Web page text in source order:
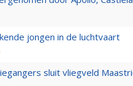
jongen in de luchtvaart
sluit vliegveld